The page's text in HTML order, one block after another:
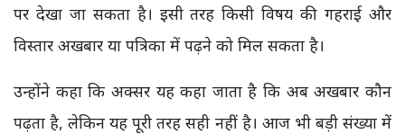
पर देखा जा सकता है। इसी तरह किसी विषय की गहराई और
विस्तार अखबार या पत्रिका में पढ़ने को मिल सकता है।
उन्होंने कहा कि अक्सर यह कहा जाता है कि अब अखबार कौन
पढ़ता है, लेकिन यह पूरी तरह सही नहीं है। आज भी बड़ी संख्या में